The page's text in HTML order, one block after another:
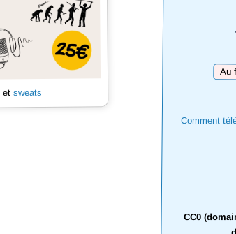
Comment
CC0
etsweats